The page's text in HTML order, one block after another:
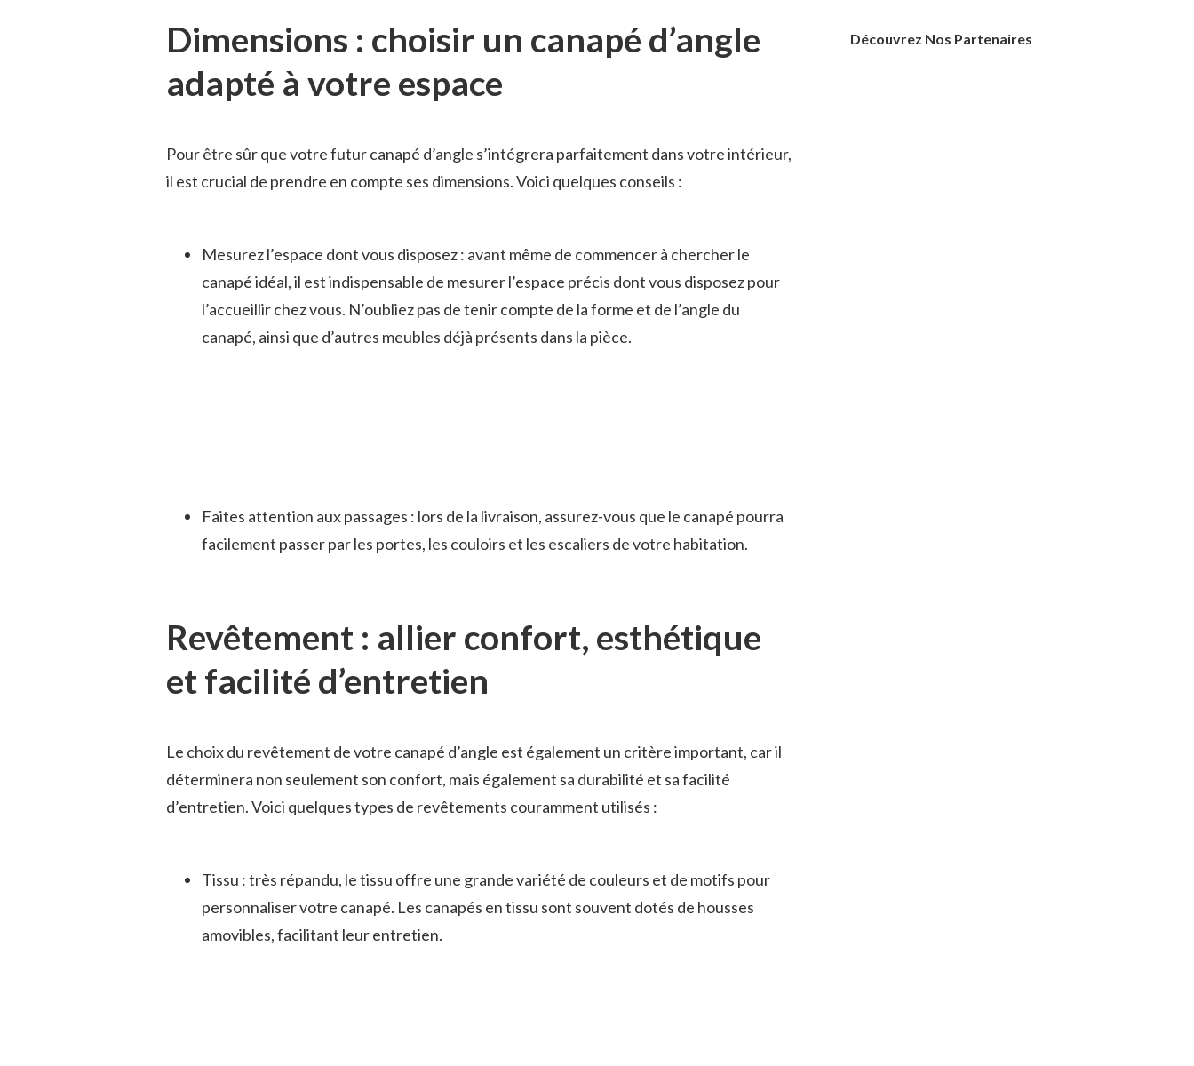
Dimensions : choisir un canapé d’angle
adapté à votre espace
Pour être sûr que votre futur canapé d’angle s’intégrera parfaitement dans votre intérieur,
il est crucial de prendre en compte ses dimensions. Voici quelques conseils :
Mesurez l’espace dont vous disposez : avant même de commencer à chercher le
canapé idéal, il est indispensable de mesurer l’espace précis dont vous disposez pour
l’accueillir chez vous. N’oubliez pas de tenir compte de la forme et de l’angle du
canapé, ainsi que d’autres meubles déjà présents dans la pièce.
Faites attention aux passages : lors de la livraison, assurez-vous que le canapé pourra
facilement passer par les portes, les couloirs et les escaliers de votre habitation.
Revêtement : allier confort, esthétique
et facilité d’entretien
Le choix du revêtement de votre canapé d’angle est également un critère important, car il
déterminera non seulement son confort, mais également sa durabilité et sa facilité
d’entretien. Voici quelques types de revêtements couramment utilisés :
Tissu : très répandu, le tissu offre une grande variété de couleurs et de motifs pour
personnaliser votre canapé. Les canapés en tissu sont souvent dotés de housses
amovibles, facilitant leur entretien.
Découvrez Nos Partenaires